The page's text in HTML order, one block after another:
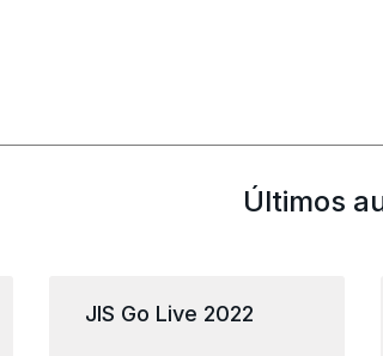
Últimos
JIS Go Live 2022